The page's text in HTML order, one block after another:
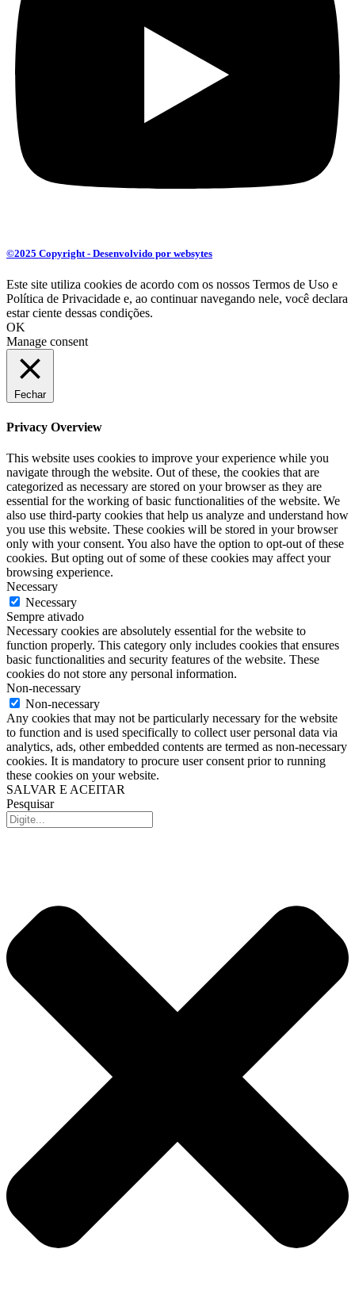
©2025 Copyright - Desenvolvido por websytes
Este site utiliza cookies de acordo com os nossos Termos de Uso e
Política de Privacidade e, ao continuar navegando nele, você declara
estar ciente dessas condições.
OK
Manage consent
Fechar
Privacy Overview
This website uses cookies to improve your experience while you
navigate through the website. Out of these, the cookies that are
categorized as necessary are stored on your browser as they are
essential for the working of basic functionalities of the website. We
also use third-party cookies that help us analyze and understand how
you use this website. These cookies will be stored in your browser
only with your consent. You also have the option to opt-out of these
cookies. But opting out of some of these cookies may affect your
browsing experience.
Necessary
Necessary
Sempre ativado
Necessary cookies are absolutely essential for the website to
function properly. This category only includes cookies that ensures
basic functionalities and security features of the website. These
cookies do not store any personal information.
Non-necessary
Non-necessary
Any cookies that may not be particularly necessary for the website
to function and is used specifically to collect user personal data via
analytics, ads, other embedded contents are termed as non-necessary
cookies. It is mandatory to procure user consent prior to running
these cookies on your website.
SALVAR E ACEITAR
Pesquisar